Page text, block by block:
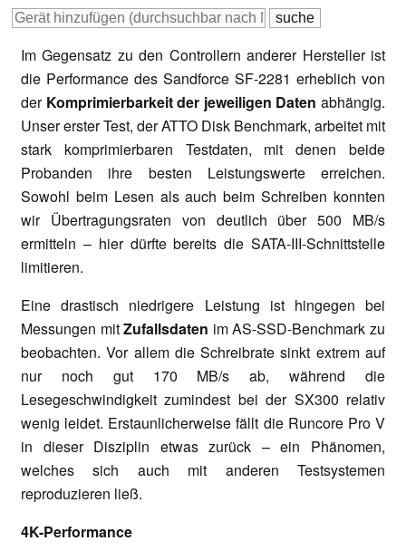
Im Gegensatz zu den Controllern anderer Hersteller ist
die Performance des Sandforce SF-2281 erheblich von
der Komprimierbarkeit der jeweiligen Datenabhängig.
Unser erster Test, der ATTO Disk Benchmark, arbeitet mit
stark komprimierbaren Testdaten, mit denen beide
Probanden ihre besten Leistungswerte erreichen.
Sowohl beim Lesen als auch beim Schreiben konnten
wir Übertragungsraten von deutlich über 500 MB/s
ermitteln – hier dürfte bereits die SATA-III-Schnittstelle
limitieren.
Eine drastisch niedrigere Leistung ist hingegen bei
Messungen mitZufallsdaten im AS-SSD-Benchmark zu
beobachten. Vor allem die Schreibrate sinkt extrem auf
nur noch gut 170 MB/s ab, während die
Lesegeschwindigkeit zumindest bei der SX300 relativ
wenig leidet. Erstaunlicherweise fällt die Runcore Pro V
in dieser Disziplin etwas zurück – ein Phänomen,
welches sich auch mit anderen Testsystemen
reproduzieren ließ.
4K-Performance